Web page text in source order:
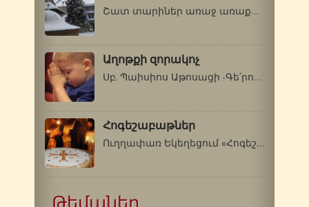
Շատ տարիներ առաջ առաքինի մի Խոստովանահայր…
Աղոթքի զորակոչ
Սբ. Պաիսիոս Աթոսացի -Գե՛րոնդա, կլինի՞…
Հոգեշաբաթներ
Ուղղափառ Եկեղեցում «Հոգեշաբաթ» են…
Թեմաներ